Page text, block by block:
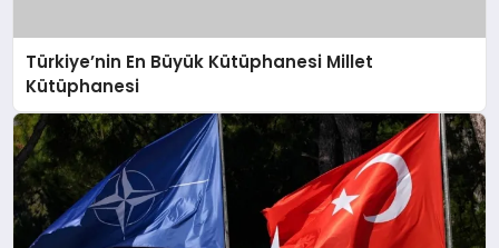
Türkiye’nin En Büyük Kütüphanesi Millet
Kütüphanesi